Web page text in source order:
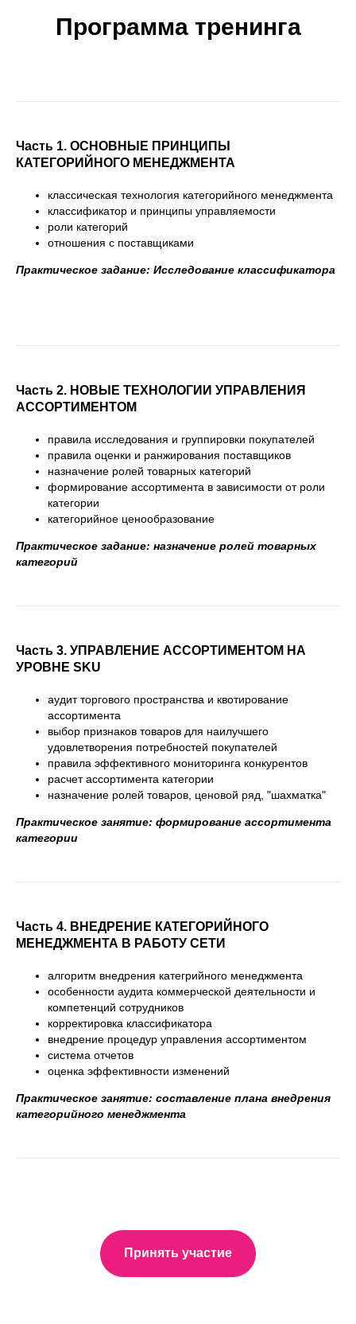
Программа тренинга
Часть 1. ОСНОВНЫЕ ПРИНЦИПЫ
КАТЕГОРИЙНОГО МЕНЕДЖМЕНТА
классическая технология категорийного менеджмента
классификатор и принципы управляемости
роли категорий
отношения с поставщиками
Практическое задание: Исследование классификатора
Часть 2. НОВЫЕ ТЕХНОЛОГИИ УПРАВЛЕНИЯ
АССОРТИМЕНТОМ
правила исследования и группировки покупателей
правила оценки и ранжирования поставщиков
назначение ролей товарных категорий
формирование ассортимента в зависимости от роли
категории
категорийное ценообразование
Практическое задание: назначение ролей товарных
категорий
Часть 3. УПРАВЛЕНИЕ АССОРТИМЕНТОМ НА
УРОВНЕ SKU
аудит торгового пространства и квотирование
ассортимента
выбор признаков товаров для наилучшего
удовлетворения потребностей покупателей
правила эффективного мониторинга конкурентов
расчет ассортимента категории
назначение ролей товаров, ценовой ряд, "шахматка"
Практическое занятие: формирование ассортимента
категории
Часть 4. ВНЕДРЕНИЕ КАТЕГОРИЙНОГО
МЕНЕДЖМЕНТА В РАБОТУ СЕТИ
алгоритм внедрения категрийного менеджмента
особенности аудита коммерческой деятельности и
компетенций сотрудников
корректировка классификатора
внедрение процедур управления ассортиментом
система отчетов
оценка эффективности изменений
Практическое занятие: составление плана внедрения
категорийного менеджмента
Принять участие